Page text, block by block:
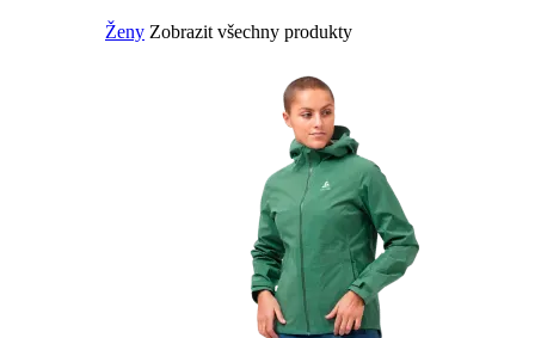
Ženy Zobrazit všechny produkty